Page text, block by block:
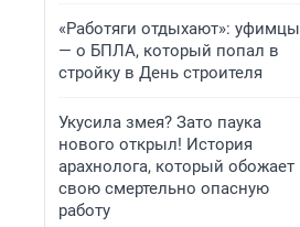
«Работяги отдыхают»: уфимцы
— о БПЛА, который попал в
стройку в День строителя
Укусила змея? Зато паука
нового открыл! История
арахнолога, который обожает
свою смертельно опасную
работу